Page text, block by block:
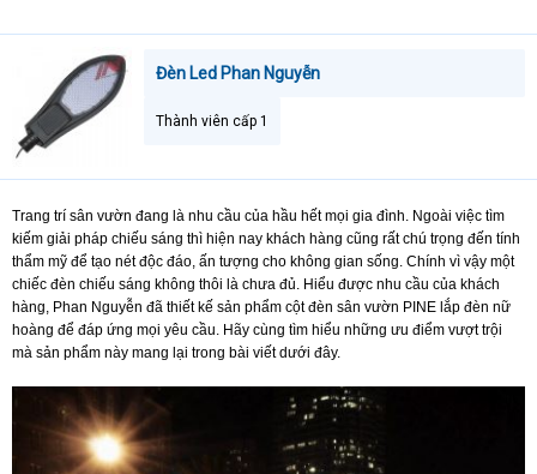
Đèn Led Phan Nguyễn
Thành viên cấp 1
Trang trí sân vườn đang là nhu cầu của hầu hết mọi gia đình. Ngoài việc tìm
kiếm giải pháp chiếu sáng thì hiện nay khách hàng cũng rất chú trọng đến tính
thẩm mỹ để tạo nét độc đáo, ấn tượng cho không gian sống. Chính vì vậy một
chiếc đèn chiếu sáng không thôi là chưa đủ. Hiểu được nhu cầu của khách
hàng, Phan Nguyễn đã thiết kế sản phẩm cột đèn sân vườn PINE lắp đèn nữ
hoàng để đáp ứng mọi yêu cầu. Hãy cùng tìm hiểu những ưu điểm vượt trội
mà sản phẩm này mang lại trong bài viết dưới đây.